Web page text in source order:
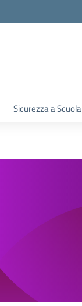
Sicurezza a Scuola